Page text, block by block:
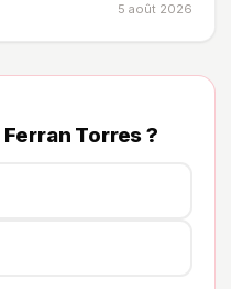
5 août 2026
Torres ?